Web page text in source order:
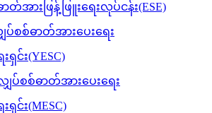
တ်အားဖြန့်ဖြူးရေးလုပ်ငန်း(ESE)
စစ်ဓာတ်အားပေးရေး
ရှင်း(YESC)
ျှပ်စစ်ဓာတ်အားပေးရေး
ရှင်း(MESC)